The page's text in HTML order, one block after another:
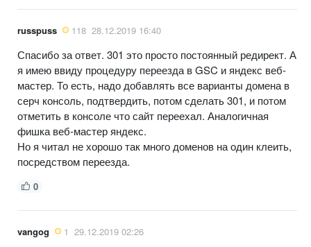
russpuss 118 28.12.2019 16:40
Спасибо за ответ. 301 это просто постоянный редирект. А
я имею ввиду процедуру переезда в GSC и яндекс веб-
мастер. То есть, надо добавлять все варианты домена в
серч консоль, подтвердить, потом сделать 301, и потом
отметить в консоле что сайт переехал. Аналогичная
фишка веб-мастер яндекс.
Но я читал не хорошо так много доменов на один клеить,
посредством переезда.
0
vangog 1 29.12.2019 02:26